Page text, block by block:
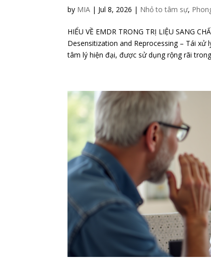
by MIA | Jul 8, 2026 | Nhỏ to tâm sự,
HIỂU VỀ EMDR TRONG TRỊ LIỆU SANG
Desensitization and Reprocessing – Tái
tâm lý hiện đại, được sử dụng rộng rãi